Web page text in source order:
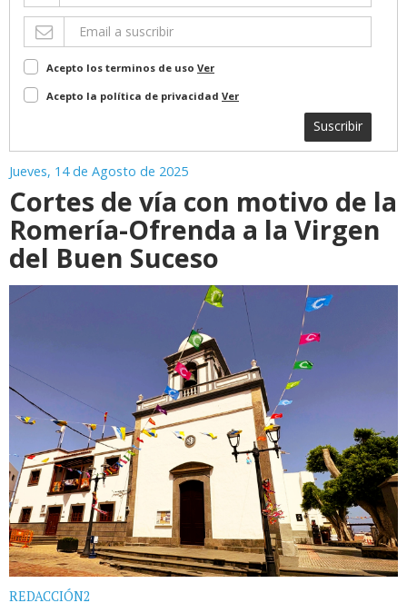
Acepto los terminos de uso Ver
Acepto la política de privacidad Ver
Suscribir
Jueves, 14 de Agosto de 2025
Cortes de vía con motivo de la
Romería-Ofrenda a la Virgen
del Buen Suceso
REDACCIÓN2